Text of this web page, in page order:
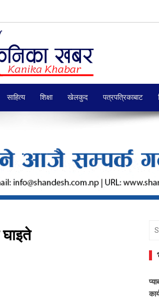
साहित्य शिक्षा खेलकुद पत्रपत्रिकाबाट